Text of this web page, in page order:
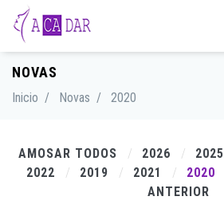
NOVAS
Inicio / Novas / 2020
AMOSAR TODOS 2026 2025
2022
2019 2021 2020
ANTERIOR